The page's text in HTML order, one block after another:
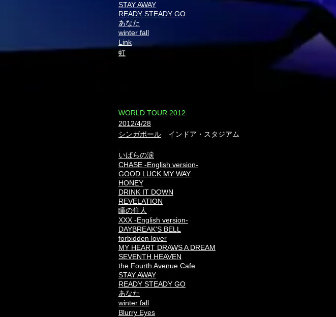
STAY AWAY
READY STEADY GO
あなた
winter fall
Link
虹
​WORLD TOUR 2012
2012/4/28
シンガポール インドア・スタジアム
いばらの涙
CHASE -English version-
GOOD LUCK MY WAY
HONEY
DRINK IT DOWN
REVELATION
瞳の住人
XXX -English version-
DAYBREAK'S BELL
forbidden lover
MY HEART DRAWS A DREAM
SEVENTH HEAVEN
the Fourth Avenue Cafe
STAY AWAY
READY STEADY GO
あなた
winter fall
Blurry Eyes